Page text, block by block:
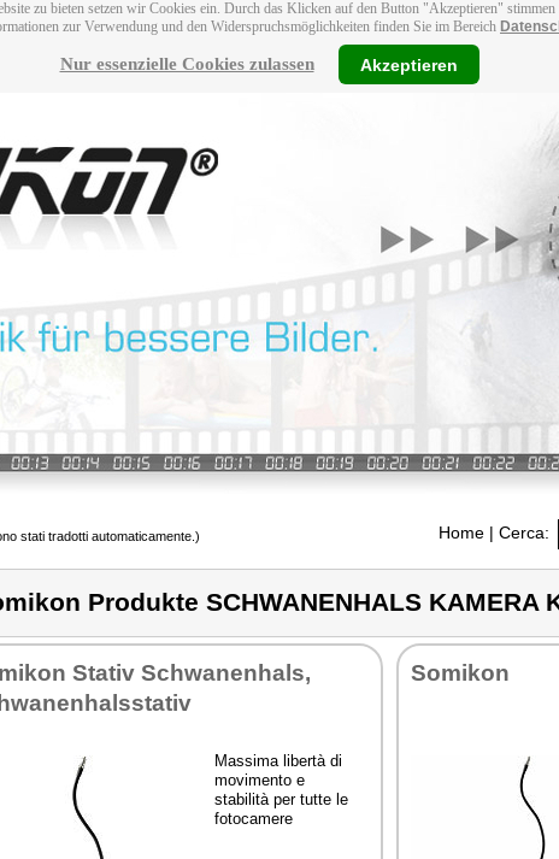
zu bieten setzen wir Cookies ein. Durch das Klicken auf den Button "Akzeptieren"
zur Verwendung und den Widerspruchsmöglichkeiten finden Sie im Bereich
Nur essenzielle Cookies zulassen Akzeptieren
stati tradotti automaticamente.) Home | Cerca:
Produkte SCHWANENHALS KAMERA
Stativ Schwanenhals,
Massima libertà di
movimento e
stabilità per tutte le
fotocamere
Somikon